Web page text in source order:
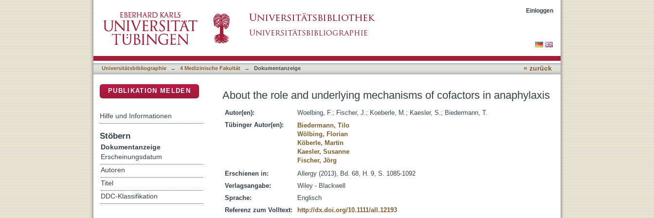
Einloggen
Universitätsbibliographie → 4 Medizinische Fakultät → Dokumentanzeige « zurück
About the role and underlying mechanisms of cofactors in anaphylaxis
Autor(en): Woelbing, F.; Fischer, J.; Koeberle, M.; Kaesler, S.; Biedermann, T.
Tübinger Autor(en):
Biedermann, Tilo
Wölbing, Florian
Köberle, Martin
Kaesler, Susanne
Fischer, Jörg
Erschienen in:
Allergy (2013), Bd. 68, H. 9, S. 1085-1092
Verlagsangabe:
Wiley - Blackwell
Sprache:
Englisch
Referenz zum Volltext:
http://dx.doi.org/10.1111/all.12193
PUBLIKATION MELDEN
Hilfe und Informationen
Stöbern
Dokumentanzeige
Erscheinungsdatum
Autoren
Titel
DDC-Klassifikation